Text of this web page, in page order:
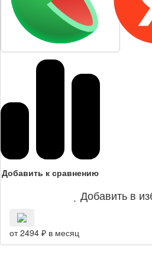
Добавить к сравнению
Добавить в
от 2494 ₽ в месяц